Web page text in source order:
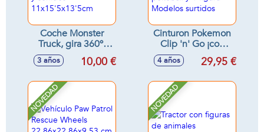
Coche Monster
Truck, gira 360º,
avanza con el
lateral, con modo
sonidos
11x15'5x13'5cm
3 años 10,00 €
Cinturon Pokemon
Clip 'n' Go ¡con
capacidad para 6
pokeballs! incluye
figura - Modelos
surtidos
4 años 29,95 €
NOVEDAD NOVEDAD